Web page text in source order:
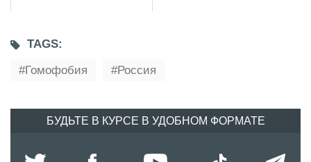
TAGS:
Гомофобия
Россия
БУДЬТЕ В КУРСЕ В УДОБНОМ ФОРМАТЕ